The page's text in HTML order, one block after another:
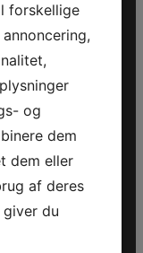
forskellige
og
dem
dem eller
af deres
du